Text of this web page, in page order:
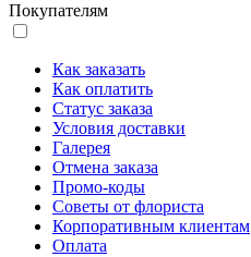
Покупателям
Как заказать
Как оплатить
Статус заказа
Условия доставки
Галерея
Отмена заказа
Промо-коды
Советы от флориста
Корпоративным клиентам
Оплата